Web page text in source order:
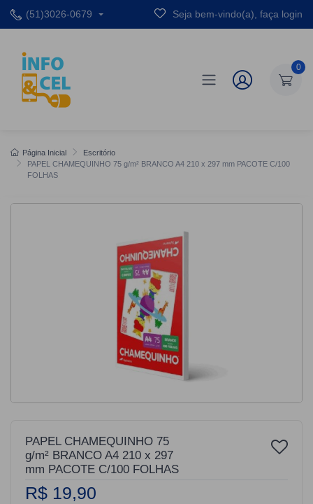
(51)3026-0679 Seja bem-vindo(a), faça login
0
Página Inicial
Escritório
PAPEL CHAMEQUINHO 75 g/m² BRANCO A4 210 x 297 mm PACOTE C/100
FOLHAS
PAPEL CHAMEQUINHO 75
g/m² BRANCO A4 210 x 297
mm PACOTE C/100 FOLHAS
R$ 19,90